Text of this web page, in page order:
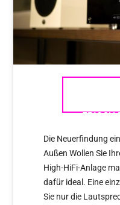
FRISCH
Die Neuerfindung
Außen Wollen Sie
High-HiFi-Anlage
dafür ideal. Eine
Sie nur die